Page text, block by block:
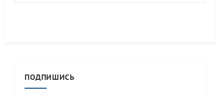
ПОДПИШИСЬ